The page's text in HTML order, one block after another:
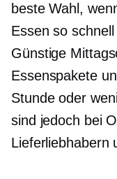
beste Wahl,
Essen so
Günstige
Essenspakete
Stunde oder
sind jedoch bei
Lieferliebhabern